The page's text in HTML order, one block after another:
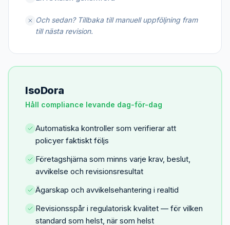
Och sedan? Tillbaka till manuell uppföljning fram
till nästa revision.
IsoDora
Håll compliance levande dag-för-dag
Automatiska kontroller som verifierar att
policyer faktiskt följs
Företagshjärna som minns varje krav, beslut,
avvikelse och revisionsresultat
Ägarskap och avvikelsehantering i realtid
Revisionsspår i regulatorisk kvalitet — för vilken
standard som helst, när som helst